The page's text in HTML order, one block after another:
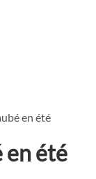
en été
en été